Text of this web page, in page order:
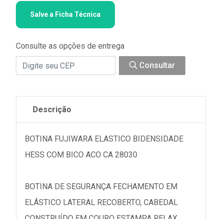
Salve a Ficha Técnica
Consulte as opções de entrega
Consultar
Descrição
BOTINA FUJIWARA ELASTICO BIDENSIDADE
HESS COM BICO ACO CA 28030
BOTINA DE SEGURANÇA FECHAMENTO EM
ELÁSTICO LATERAL RECOBERTO, CABEDAL